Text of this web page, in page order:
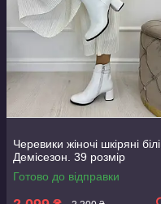
Черевики жіночі шкіряні білі.
Демісезон. 39 розмір
Готово до відправки